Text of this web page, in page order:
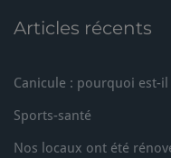
maximisée 💪
Photo
Voir sur Facebook
Articles récents
Canicule : pourquoi est-
Sports-santé
Nos locaux ont été